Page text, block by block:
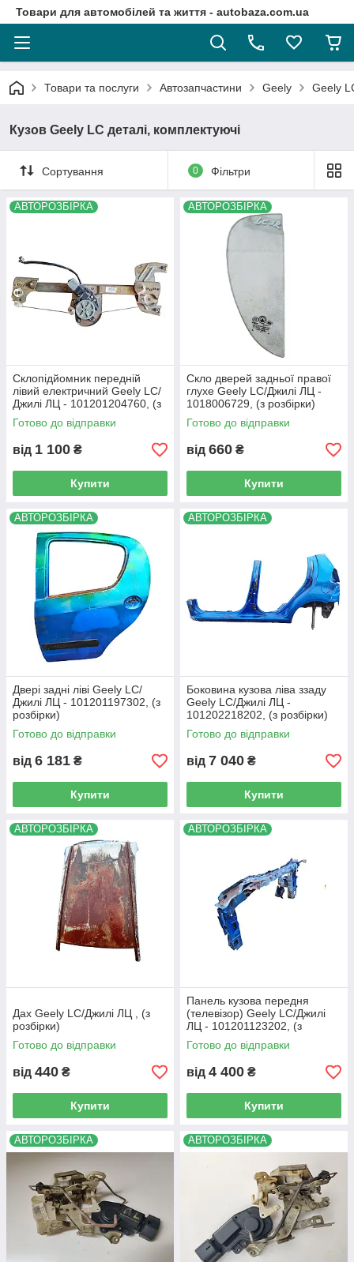
Товари для автомобілей та життя - autobaza.com.ua
Товари та послуги Автозапчастини Geely Geely
Кузов Geely LC деталі, комплектуючі
Сортування 0 Фільтри
АВТОРОЗБІРКА
Склопідйомник передній
лівий електричний Geely LC/
Джилі ЛЦ - 101201204760, (з
розбірки)
Готово до відправки
від 1 100 ₴
Купити
АВТОРОЗБІРКА
Скло дверей задньої правої
глухе Geely LC/Джилі ЛЦ -
1018006729, (з розбірки)
Готово до відправки
від 660 ₴
Купити
АВТОРОЗБІРКА
Двері задні ліві Geely LC/
Джилі ЛЦ - 101201197302, (з
розбірки)
Готово до відправки
від 6 181 ₴
Купити
АВТОРОЗБІРКА
Боковина кузова ліва ззаду
Geely LC/Джилі ЛЦ -
101202218202, (з розбірки)
Готово до відправки
від 7 040 ₴
Купити
АВТОРОЗБІРКА
Дах Geely LC/Джилі ЛЦ , (з
розбірки)
Готово до відправки
від 440 ₴
Купити
АВТОРОЗБІРКА
Панель кузова передня
(телевізор) Geely LC/Джилі
ЛЦ - 101201123202, (з
розбірки)
Готово до відправки
від 4 400 ₴
Купити
АВТОРОЗБІРКА АВТОРОЗБІРКА